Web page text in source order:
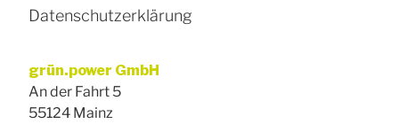
Datenschutzerklärung
grün.power GmbH
An der Fahrt 5
55124 Mainz